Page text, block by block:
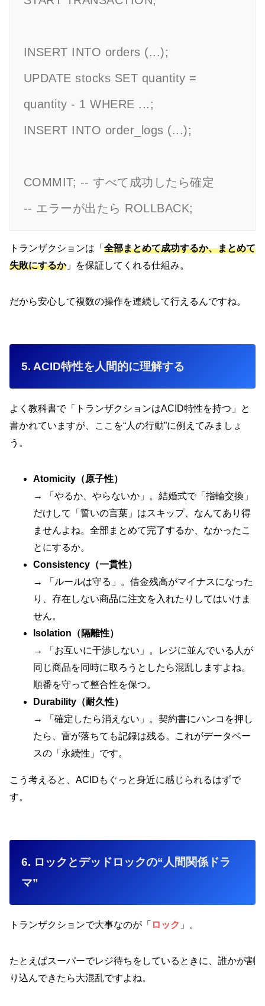
INSERT INTO orders (...);
UPDATE stocks SET quantity =
quantity - 1 WHERE ...;
INSERT INTO order_logs (...);
COMMIT; -- すべて成功したら確定
-- エラーが出たら ROLLBACK;
トランザクションは「 全部まとめて成功するか、まとめて
失敗にするか」を保証してくれる仕組み。
だから安心して複数の操作を連続して行えるんですね。
5. ACID特性を人間的に理解する
よく教科書で「トランザクションはACID特性を持つ」と
書かれていますが、ここを“人の行動”に例えてみましょ
う。
Atomicity（原子性）
→ 「やるか、やらないか」。結婚式で「指輪交換」
だけして「誓いの言葉」はスキップ、なんてあり得
ませんよね。全部まとめて完了するか、なかったこ
とにするか。
Consistency（一貫性）
→ 「ルールは守る」。借金残高がマイナスになった
り、存在しない商品に注文を入れたりしてはいけま
せん。
Isolation（隔離性）
→ 「お互いに干渉しない」。レジに並んでいる人が
同じ商品を同時に取ろうとしたら混乱しますよね。
順番を守って整合性を保つ。
Durability（耐久性）
→ 「確定したら消えない」。契約書にハンコを押し
たら、雷が落ちても記録は残る。これがデータベー
スの「永続性」です。
こう考えると、ACIDもぐっと身近に感じられるはずで
す。
6. ロックとデッドロックの“人間関係ドラ
マ”
トランザクションで大事なのが「 ロック 」。
たとえばスーパーでレジ待ちをしているときに、誰かが割
り込んできたら大混乱ですよね。